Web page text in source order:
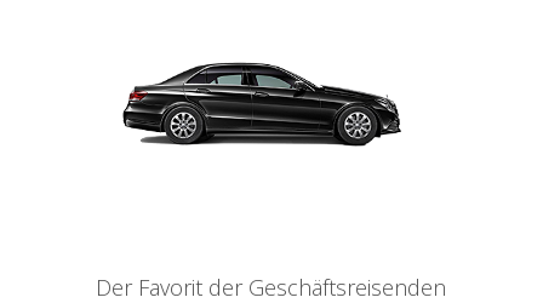
Der Favorit der Geschäftsreisenden